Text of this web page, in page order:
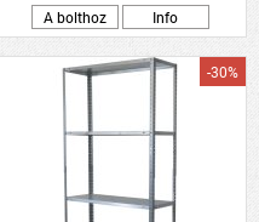
A bolthoz
Info
-30%